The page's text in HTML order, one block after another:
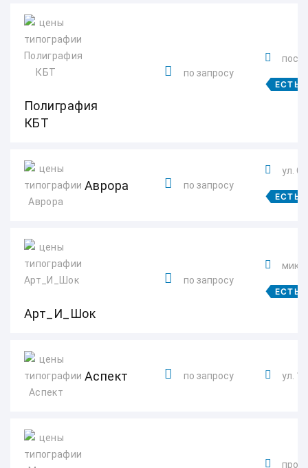
Полиграфия
КБТ
по запросу
ЕСТЬ
Аврора по запросу
ул.
ЕСТЬ
Арт_И_Шок
по запросу
ЕСТЬ
Аспект по запросу ул.